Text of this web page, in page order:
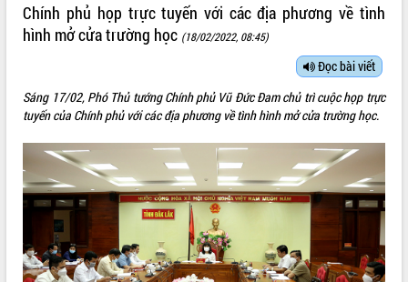
LÃNH ĐẠO UBND TỈNH
SỞ, BAN, NGÀNH
UBND CÁC XÃ, PHƯỜNG
THÔNG TIN CHỈ ĐẠO ĐIỀU HÀNH
HỆ THỐNG VĂN BẢN
VĂN BẢN HĐND TỈNH
Chính phủ họp trực tuyến với các địa phương về tình
hình mở cửa trường học (18/02/2022, 08:45)
Đọc bài viết
Sáng 17/02, Phó Thủ tướng Chính phủ Vũ Đức Đam chủ trì cuộc họp trực
tuyến của Chính phủ với các địa phương về tình hình mở cửa trường học.